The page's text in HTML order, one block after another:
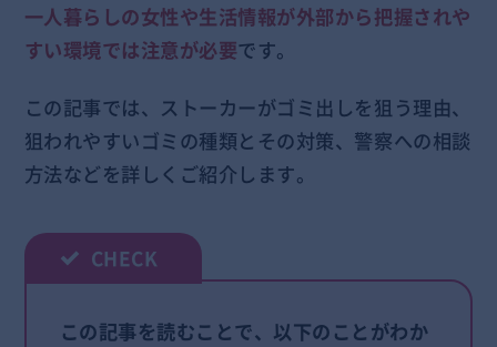
一人暮らしの女性や生活情報が外部から把握されや
すい環境では注意が必要です。
この記事では、ストーカーがゴミ出しを狙う理由、
狙われやすいゴミの種類とその対策、警察への相談
方法などを詳しくご紹介します。
この記事を読むことで、以下のことがわか